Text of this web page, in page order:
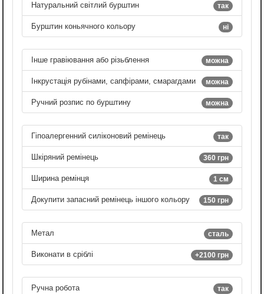
так
Натуральний світлий бурштин
ні
Бурштин коньячного кольору
можна
Інше гравіювання або різьблення
можна
Інкрустація рубінами, сапфірами, смарагдами
можна
Ручний розпис по бурштину
так
Гіпоалергенний силіконовий ремінець
360 грн
Шкіряний ремінець
1 см
Ширина ремінця
150 грн
Докупити запасний ремінець іншого кольору
сталь
Метал
+2100 грн
Виконати в сріблі
так
Ручна робота